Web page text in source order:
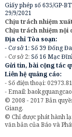
Giấy phép số 635/GP-
29/9/2021
Chịu trách nhiệm
Chịu trách nhiệm nội
Địa chỉ Tòa soạn:
- Cơ sở 1: Số 39 Đống
- Cơ sở 2: Số 16 Mạc
Gửi tin, bài cộng tác
Liên hệ quảng cáo:
- Số điện thoại:
- Email:
© 2008 - 2017 Bản
Giang.
© Chỉ được phát hành
văn bản của Báo và